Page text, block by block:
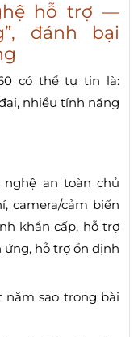
hỗ trợ —
đánh bại
có thể tự tin là:
nhiều tính năng
nghệ an toàn chủ
camera/cảm biến
khẩn cấp, hỗ trợ
hỗ trợ ổn định
sao trong bài